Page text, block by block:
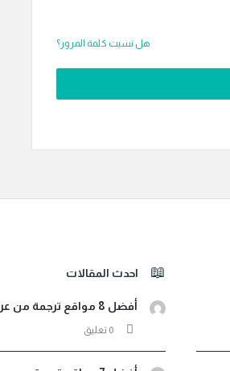
هل نسيت كلمة المرور؟
احدث المقالات
أفضل 8 مواقع ترجمة من عربي لأثيوبي صوت ونصوص مجانية
‫0 تعليق